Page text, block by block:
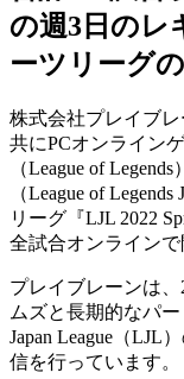
の週3日のレ
ーツリーグ
株式会社プレイブ
共にPCオンライン
（League of
（League of
リーグ『LJL 2022
全試合オンラインで
プレイブレーンは
ムズと長期的なパー
Japan League（LJL
信を行っています。